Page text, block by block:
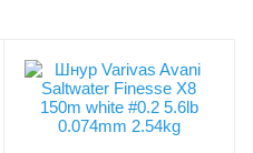
Модель шнура, лески
Avani Saltwater
Finesse X8